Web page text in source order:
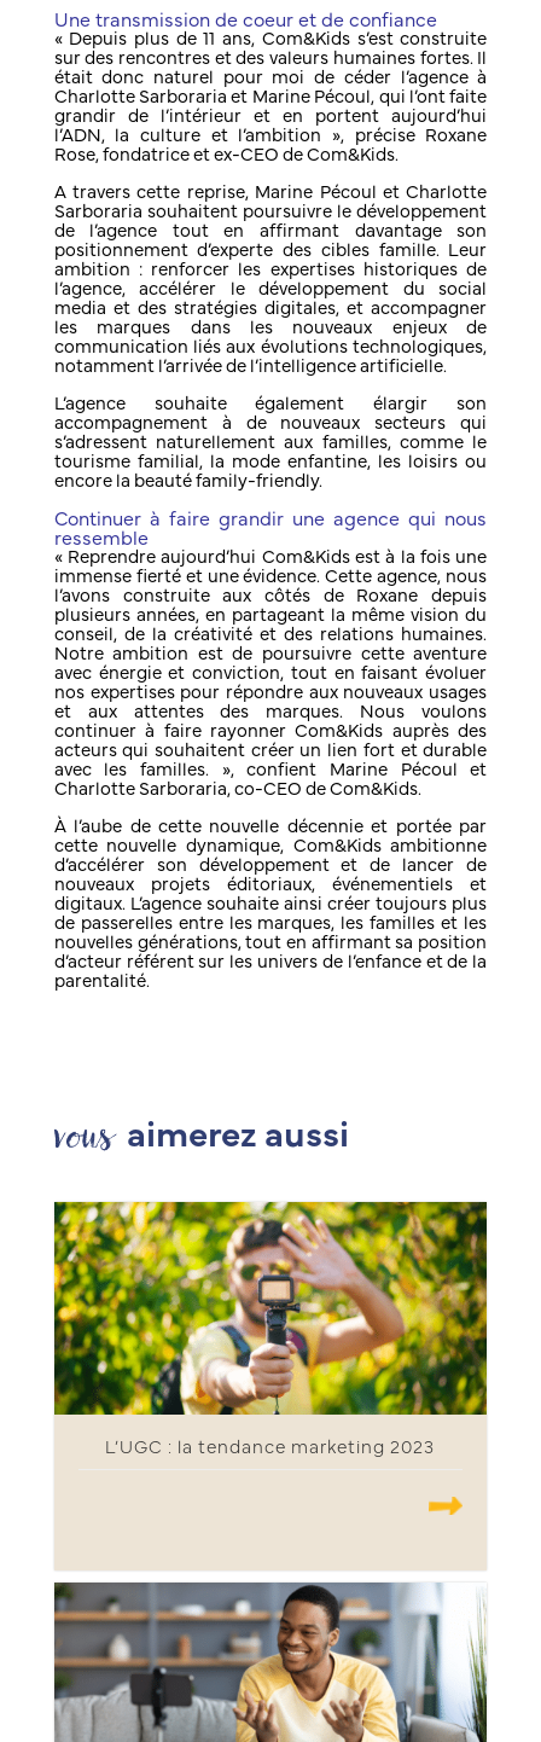
Une transmission de coeur et de confiance
« Depuis plus de 11 ans, Com&Kids s’est construite
sur des rencontres et des valeurs humaines fortes. Il
était donc naturel pour moi de céder l’agence à
Charlotte Sarboraria et Marine Pécoul, qui l’ont faite
grandir de l’intérieur et en portent aujourd’hui
l’ADN, la culture et l’ambition », précise Roxane
Rose, fondatrice et ex-CEO de Com&Kids.
A travers cette reprise, Marine Pécoul et Charlotte
Sarboraria souhaitent poursuivre le développement
de l’agence tout en affirmant davantage son
positionnement d’experte des cibles famille. Leur
ambition : renforcer les expertises historiques de
l’agence, accélérer le développement du social
media et des stratégies digitales, et accompagner
les marques dans les nouveaux enjeux de
communication liés aux évolutions technologiques,
notamment l’arrivée de l’intelligence artificielle.
L’agence souhaite également élargir son
accompagnement à de nouveaux secteurs qui
s’adressent naturellement aux familles, comme le
tourisme familial, la mode enfantine, les loisirs ou
encore la beauté family-friendly.
Continuer à faire grandir une agence qui nous
ressemble
« Reprendre aujourd’hui Com&Kids est à la fois une
immense fierté et une évidence. Cette agence, nous
l’avons construite aux côtés de Roxane depuis
plusieurs années, en partageant la même vision du
conseil, de la créativité et des relations humaines.
Notre ambition est de poursuivre cette aventure
avec énergie et conviction, tout en faisant évoluer
nos expertises pour répondre aux nouveaux usages
et aux attentes des marques. Nous voulons
continuer à faire rayonner Com&Kids auprès des
acteurs qui souhaitent créer un lien fort et durable
avec les familles. », confient Marine Pécoul et
Charlotte Sarboraria, co-CEO de Com&Kids.
À l’aube de cette nouvelle décennie et portée par
cette nouvelle dynamique, Com&Kids ambitionne
d’accélérer son développement et de lancer de
nouveaux projets éditoriaux, événementiels et
digitaux. L’agence souhaite ainsi créer toujours plus
de passerelles entre les marques, les familles et les
nouvelles générations, tout en affirmant sa position
d’acteur référent sur les univers de l’enfance et de la
parentalité.
vous aimerez aussi
L’UGC : la tendance marketing 2023
.......